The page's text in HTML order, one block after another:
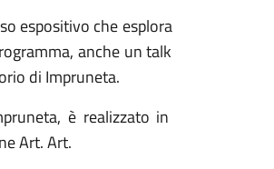
espositivo che esplora
anche untalk
di Impruneta.
, è realizzato in
Art.Art.